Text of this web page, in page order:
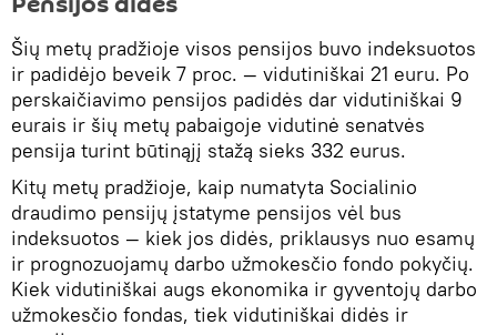
Šių metų pradžioje visos pensijos buvo indeksuotos
ir padidėjo beveik 7 proc. — vidutiniškai 21 euru. Po
perskaičiavimo pensijos padidės dar vidutiniškai 9
eurais ir šių metų pabaigoje vidutinė senatvės
pensija turint būtinąjį stažą sieks 332 eurus.
Kitų metų pradžioje, kaip numatyta Socialinio
draudimo pensijų įstatyme pensijos vėl bus
indeksuotos — kiek jos didės, priklausys nuo esamų
ir prognozuojamų darbo užmokesčio fondo pokyčių.
Kiek vidutiniškai augs ekonomika ir gyventojų darbo
užmokesčio fondas, tiek vidutiniškai didės ir